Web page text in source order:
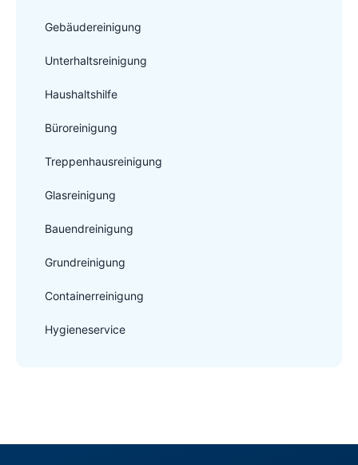
Gebäudereinigung
Unterhaltsreinigung
Haushaltshilfe
Büroreinigung
Treppenhausreinigung
Glasreinigung
Bauendreinigung
Grundreinigung
Containerreinigung
Hygieneservice